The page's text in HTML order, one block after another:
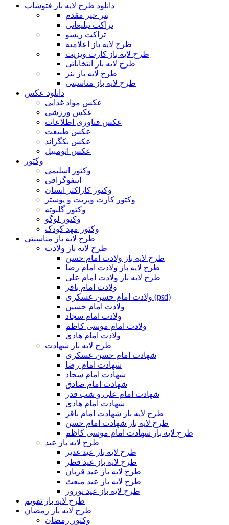
دانلود طرح لایه باز فتوشاپ
بنر خیر مقدم
تراکت تبلیغاتی
تراکت ریسو
طرح لایه باز اعلامیه
طرح لایه باز کارت ویزیت
طرح لایه باز انتخاباتی
طرح لایه باز بنر
طرح لایه باز مناسبتی
دانلود عکس
عکس مواد غذایی
عکس ورزشی
عکس فناوری اطلاعات
عکس طبیعت
عکس بکگراند
عکس اتومبیل
وکتور
وکتور اسلیمی
اینفوگرافی
وکتور کاراکتر انسان
وکتور کارت ویزیت و پوستر
وکتور گلبوته
وکتور لوگو
وکتور مهد کودک
طرح لایه باز مناسبتی
طرح لایه باز ولادت
طرح لایه باز ولادت امام حسن
طرح لایه باز ولادت امام رضا
طرح لایه باز ولادت امام علی
ولادت امام باقر
ولادت امام حسن عسکری (psd)
ولادت امام حسین
ولادت امام سجاد
ولادت امام موسی کاظم
ولادت امام هادی
طرح لایه باز شهادت
شهادت امام حسن عسکری
شهادت امام رضا
شهادت امام سجاد
شهادت امام صادق
شهادت امام علی و شب قدر
شهادت امام هادی
طرح لایه باز شهادت امام باقر
طرح لایه باز شهادت امام حسن
طرح لایه باز شهادت امام موسی کاظم
طرح لایه باز عید
طرح لایه باز عید غدیر
طرح لایه باز عید فطر
طرح لایه باز عید قربان
طرح لایه باز عید مبعث
طرح لایه باز عید نوروز
طرح لایه باز تقویم
طرح لایه باز رمضان
وکتور رمضان